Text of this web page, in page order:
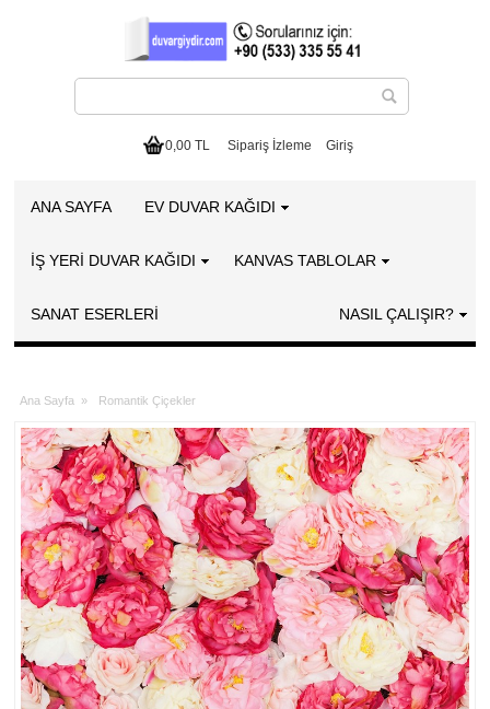
0,00 TL Sipariş İzleme Giriş
ANA SAYFA EV DUVAR KAĞIDI
İŞ YERİ DUVAR KAĞIDI KANVAS TABLOLAR
SANAT ESERLERI NASIL ÇALIŞIR?
Ana Sayfa » Romantik Çiçekler